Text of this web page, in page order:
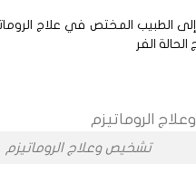
المختص في علاج
الفر
تشخيص وعلاج الروماتيزم